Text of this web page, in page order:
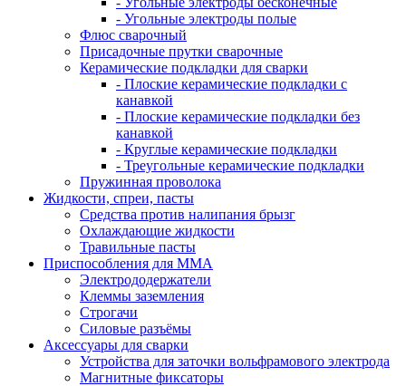
- Угольные электроды полые
Флюс сварочный
Присадочные прутки сварочные
Керамические подкладки для сварки
- Плоские керамические подкладки с
канавкой
- Плоские керамические подкладки без
канавкой
- Круглые керамические подкладки
- Треугольные керамические подкладки
Пружинная проволока
Жидкости, спреи, пасты
Средства против налипания брызг
Охлаждающие жидкости
Травильные пасты
Приспособления для ММА
Электрододержатели
Клеммы заземления
Строгачи
Силовые разъёмы
Аксессуары для сварки
Устройства для заточки вольфрамового электрода
Магнитные фиксаторы